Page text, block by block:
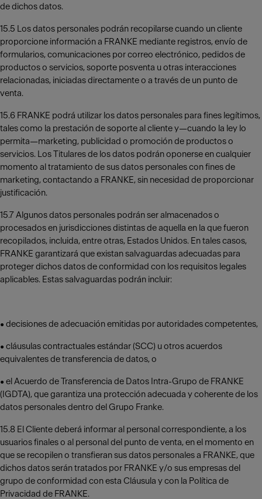
de dichos datos.
15.5 Los datos personales podrán recopilarse cuando un cliente
proporcione información a FRANKE mediante registros, envío de
formularios, comunicaciones por correo electrónico, pedidos de
productos o servicios, soporte posventa u otras interacciones
relacionadas, iniciadas directamente o a través de un punto de
venta.
15.6 FRANKE podrá utilizar los datos personales para fines legítimos,
tales como la prestación de soporte al cliente y—cuando la ley lo
permita—marketing, publicidad o promoción de productos o
servicios. Los Titulares de los datos podrán oponerse en cualquier
momento al tratamiento de sus datos personales con fines de
marketing, contactando a FRANKE, sin necesidad de proporcionar
justificación.
15.7 Algunos datos personales podrán ser almacenados o
procesados en jurisdicciones distintas de aquella en la que fueron
recopilados, incluida, entre otras, Estados Unidos. En tales casos,
FRANKE garantizará que existan salvaguardas adecuadas para
proteger dichos datos de conformidad con los requisitos legales
aplicables. Estas salvaguardas podrán incluir:
• decisiones de adecuación emitidas por autoridades competentes,
• cláusulas contractuales estándar (SCC) u otros acuerdos
equivalentes de transferencia de datos, o
• el Acuerdo de Transferencia de Datos Intra-Grupo de FRANKE
(IGDTA), que garantiza una protección adecuada y coherente de los
datos personales dentro del Grupo Franke.
15.8 El Cliente deberá informar al personal correspondiente, a los
usuarios finales o al personal del punto de venta, en el momento en
que se recopilen o transfieran sus datos personales a FRANKE, que
dichos datos serán tratados por FRANKE y/o sus empresas del
grupo de conformidad con esta Cláusula y con la Política de
Privacidad de FRANKE.